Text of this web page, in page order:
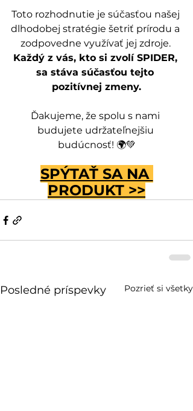
Toto rozhodnutie je súčasťou našej
dlhodobej stratégie šetriť prírodu a
zodpovedne využívať jej zdroje.
Každý z vás, kto si zvolí SPIDER,
sa stáva súčasťou tejto
pozitívnej zmeny.
Ďakujeme, že spolu s nami
budujete udržateľnejšiu
budúcnosť! 🌍💚
SPÝTAŤ SA NA
PRODUKT >>
Posledné príspevky Pozrieť si všetky